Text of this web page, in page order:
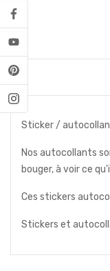
Sticker /
Nos autocollants
bouger, à voir ce
Ces stickers
Stickers et